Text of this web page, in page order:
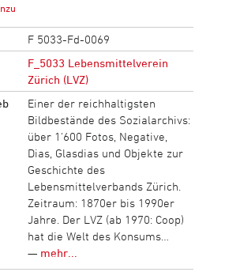
F 5033-Fd-0069
F_5033 Lebensmittelverein
Zürich (LVZ)
Einer der reichhaltigsten
Bildbestände des Sozialarchivs:
über 1‘600 Fotos, Negative,
Dias, Glasdias und Objekte zur
Geschichte des
Lebensmittelverbands Zürich.
Zeitraum: 1870er bis 1990er
Jahre. Der LVZ (ab 1970: Coop)
hat die Welt des Konsums…
— mehr...